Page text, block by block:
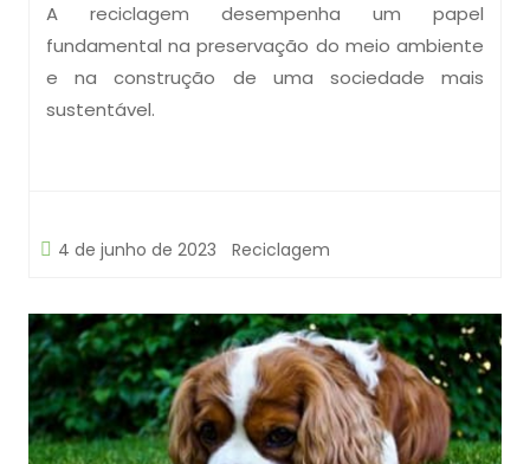
A reciclagem desempenha um papel
fundamental na preservação do meio ambiente
e na construção de uma sociedade mais
sustentável.
4 de junho de 2023 Reciclagem